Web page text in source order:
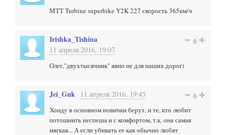
MTT Turbine superbike Y2K 227 скорость 365км/ч
Irishka_Tishina
11 апреля 2016, 19:07
0
Олег,"двухтысячник" явно не для наших дорог)
Jei_Guk 11 апреля 2016, 19:45 0
Хонду в основном новички берут, и те, кто любит
потошнить неспеша и с комфортом, т.к. она самая
мягкая... А если убивать ее как обычно любят